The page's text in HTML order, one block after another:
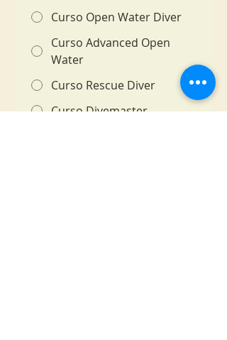
Curso Open Water Diver
Curso Advanced Open
Water
Curso Rescue Diver
Curso Divemaster